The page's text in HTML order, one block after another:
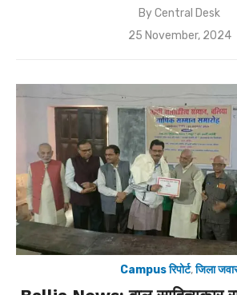
ByCentral Desk
Posted
25 November, 2024
Campus रिपोर्ट,जिला